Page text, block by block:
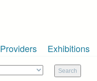
Providers Exhibitions